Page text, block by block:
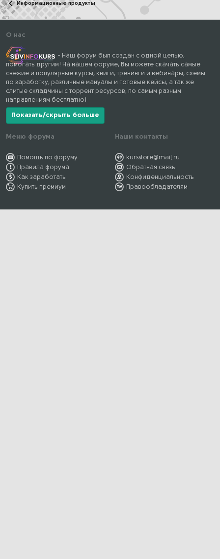
Информационные продукты
О нас
- Наш форум был создан с одной целью,
помогать другим! На нашем форуме, Вы можете скачать самые
свежие и популярные курсы, книги, тренинги и вебинары, схемы
по заработку, различные мануалы и готовые кейсы, а так же
слитые складчины с торрент ресурсов, по самым разным
направлениям бесплатно!
Показать/скрыть больше
Меню форума
Помощь по форуму
Правила форума
Как заработать
Купить премиум
Наши контакты
kursstore@mail.ru
Обратная связь
Конфиденциальность
Правообладателям